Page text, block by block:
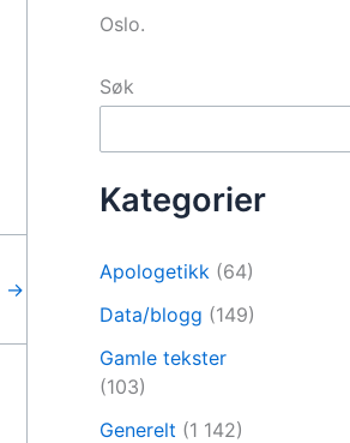
→
Oslo.
Søk
Kategorier
Apologetikk (64)
Data/blogg (149)
Gamle tekster
(103)
Generelt (1 142)